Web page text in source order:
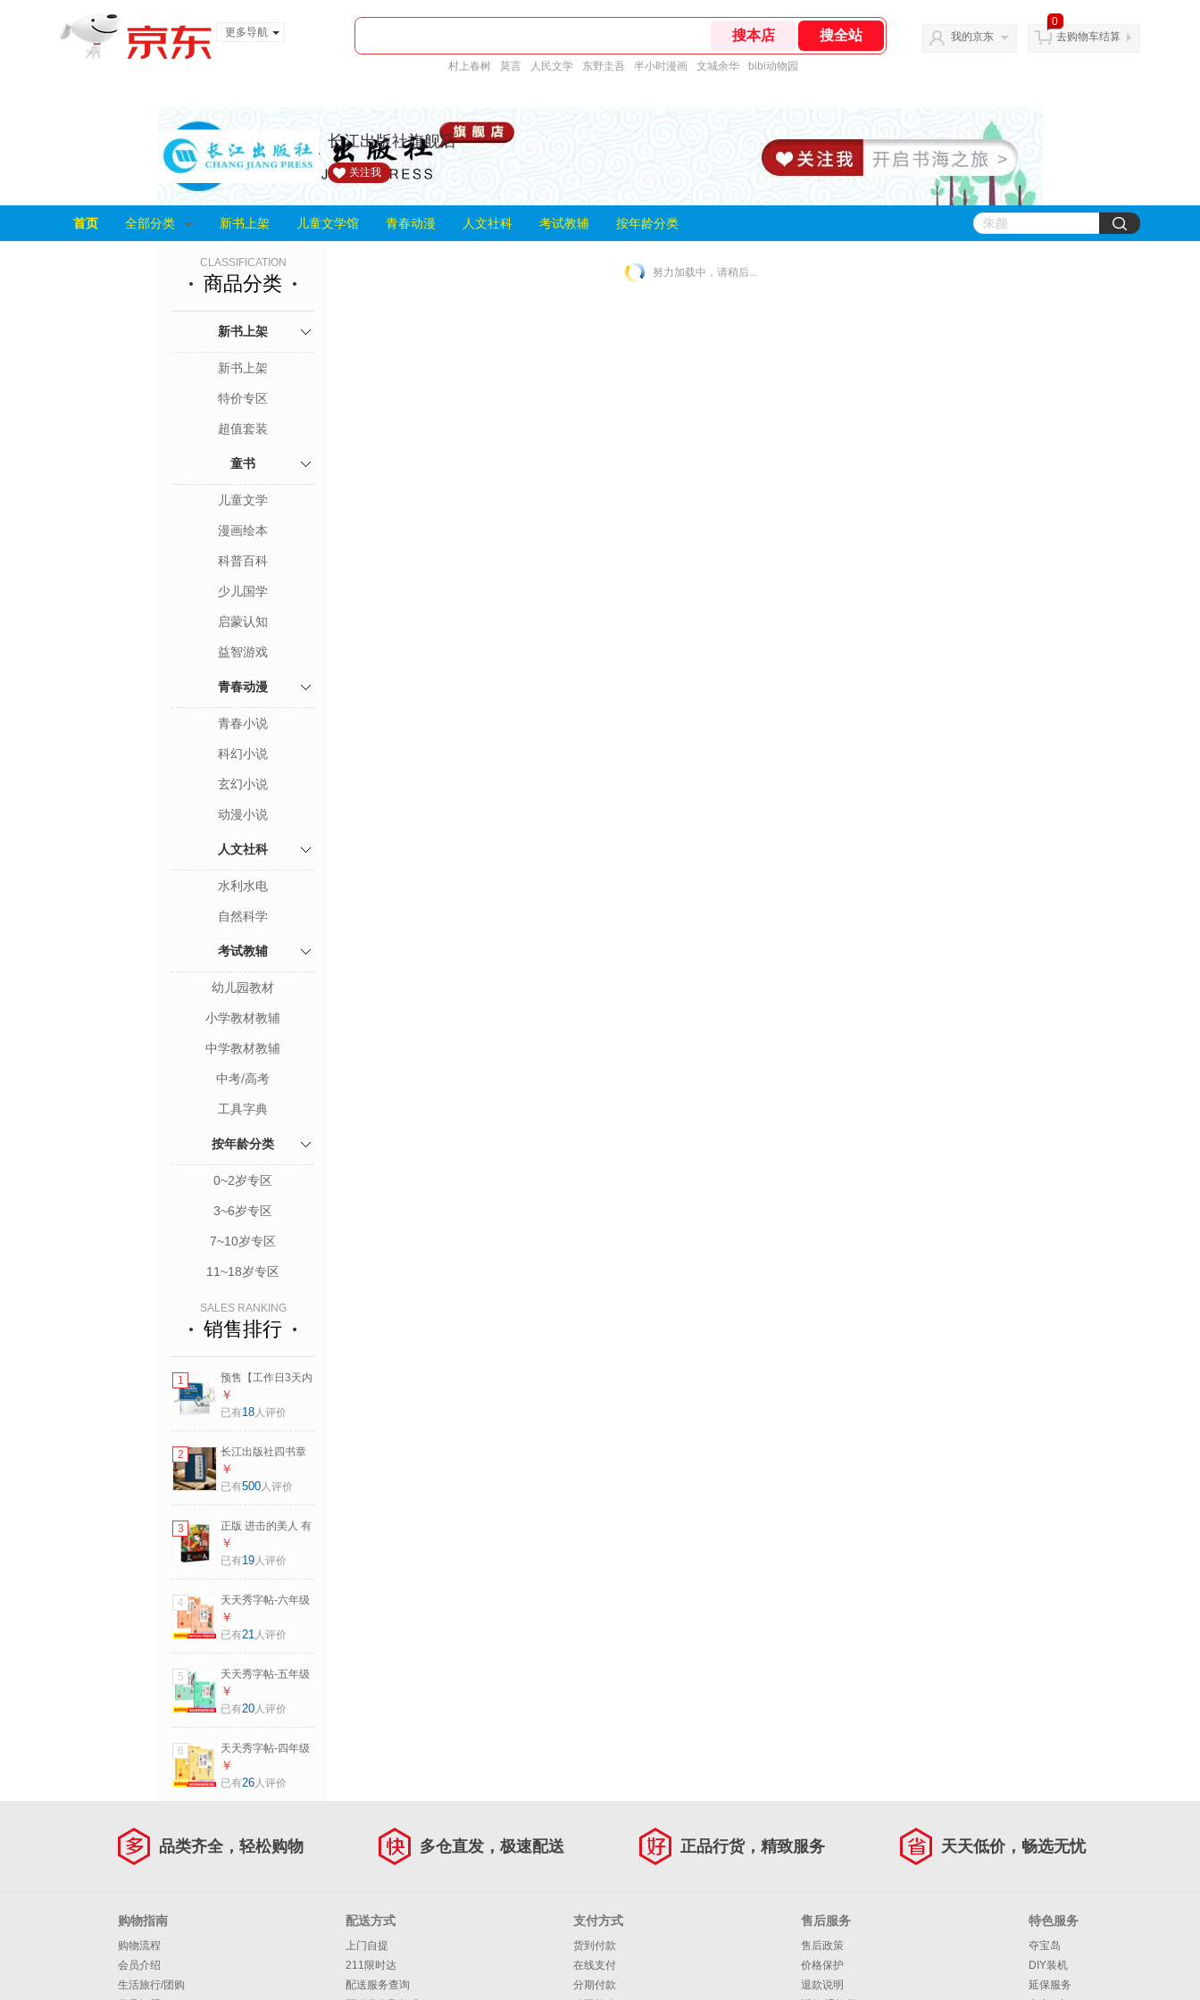
更多导航
村上春树 莫言 人民文学 东野圭吾 半小时漫画 文城余华 bibi动物园
我的京东
0
去购物车结算
长江出版社旗舰店
关注我
首页 全部分类 新书上架 儿童文学馆 青春动漫 人文社科 考试教辅 按年龄分类
CLASSIFICATION
商品分类
新书上架
新书上架
特价专区
超值套装
童书
儿童文学
漫画绘本
科普百科
少儿国学
启蒙认知
益智游戏
青春动漫
青春小说
科幻小说
玄幻小说
动漫小说
人文社科
水利水电
自然科学
考试教辅
幼儿园教材
小学教材教辅
中学教材教辅
中考/高考
工具字典
按年龄分类
0~2岁专区
3~6岁专区
7~10岁专区
11~18岁专区
SALES RANKING
销售排行
1
预售【工作日3天内
发货】 丹江口水库
常见藻类图谱及产
丁洪亮 等 丹江口水
库 藻类图谱 丹江口
水库常见藻类图谱
及产毒产嗅种类与
特征
￥
已有18人评价
2
长江出版社四书章
句集注 朱熹编撰 大
学 中庸 论语 孟子经
身养性立德 人生启
蒙书 长江出版社
￥
已有500人评价
3
正版 进击的美人 有
态度的中国古代美
人 南方赤火等/著 不
出版
￥
已有19人评价
4
天天秀字帖-六年级
上下两册 小学生写
字帖语文辅导书籍
￥
已有21人评价
5
天天秀字帖-五年级
上下两册 小学生写
字帖语文辅导书籍
￥
已有20人评价
6
天天秀字帖-四年级
上下两册 小学生写
字帖语文辅导书籍
￥
已有26人评价
努力加载中，请稍后...
品类齐全，轻松购物 多仓直发，极速配送 正品行货，精致服务 天天低价，畅选无忧
购物指南
购物流程
会员介绍
生活旅行/团购
配送方式
上门自提
211限时达
配送服务查询
支付方式
货到付款
在线支付
分期付款
售后服务
售后政策
价格保护
退款说明
特色服务
夺宝岛
DIY装机
延保服务